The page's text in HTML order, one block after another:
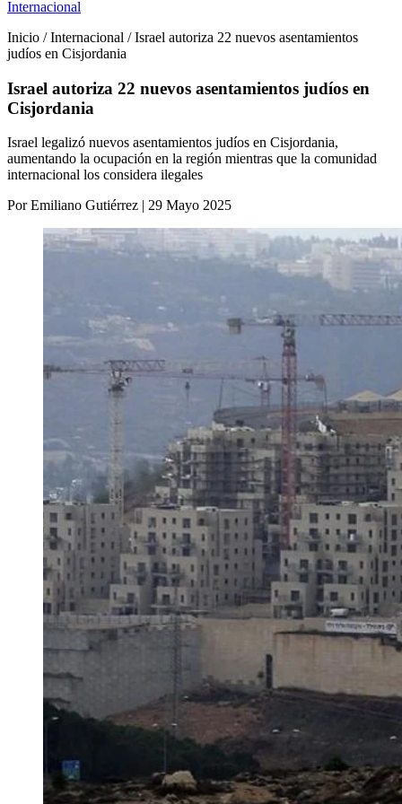
Internacional
Inicio / Internacional / Israel autoriza 22 nuevos asentamientos
judíos en Cisjordania
Israel autoriza 22 nuevos asentamientos judíos en
Cisjordania
Israel legalizó nuevos asentamientos judíos en Cisjordania,
aumentando la ocupación en la región mientras que la comunidad
internacional los considera ilegales
Por Emiliano Gutiérrez | 29 Mayo 2025